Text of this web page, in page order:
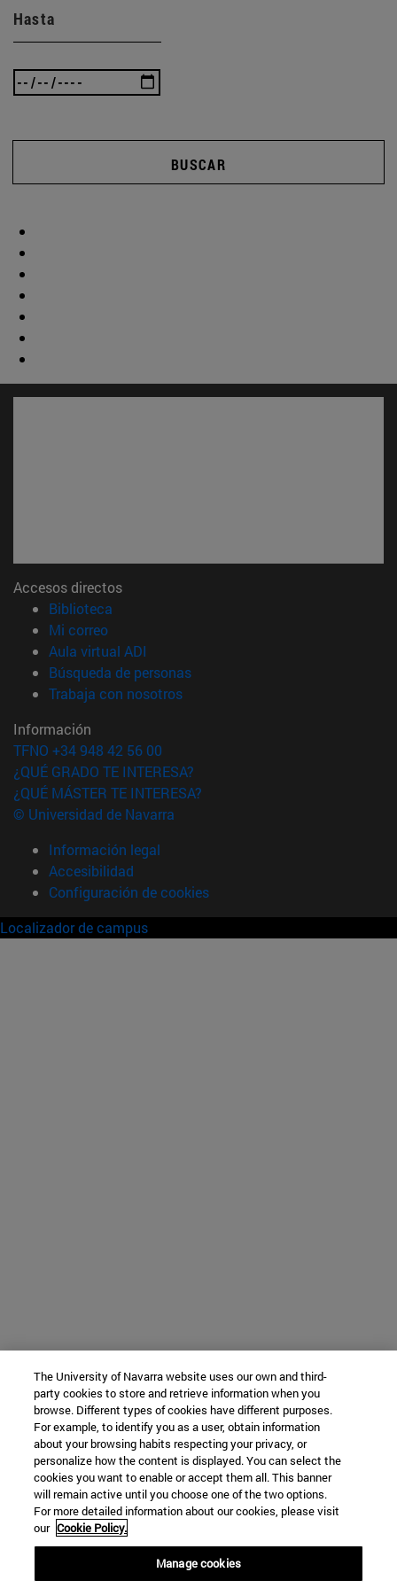
Hasta
BUSCAR
Accesos directos
Biblioteca
Mi correo(abre en nueva ventana)
Aula virtual ADI
Búsqueda de personas(abre en nueva ventana)
Trabaja con nosotros(abre en nueva ventana)
Información
TFNO +34 948 42 56 00
¿QUÉ GRADO TE INTERESA?
¿QUÉ MÁSTER TE INTERESA?
© Universidad de Navarra
Información legal
Accesibilidad
Configuración de cookies
Localizador de campus
The University of Navarra website uses our own and third-
party cookies to store and retrieve information when you
browse. Different types of cookies have different purposes.
For example, to identify you as a user, obtain information
about your browsing habits respecting your privacy, or
personalize how the content is displayed. You can select the
cookies you want to enable or accept them all. This banner
will remain active until you choose one of the two options.
For more detailed information about our cookies, please visit
our Cookie Policy.
Manage cookies